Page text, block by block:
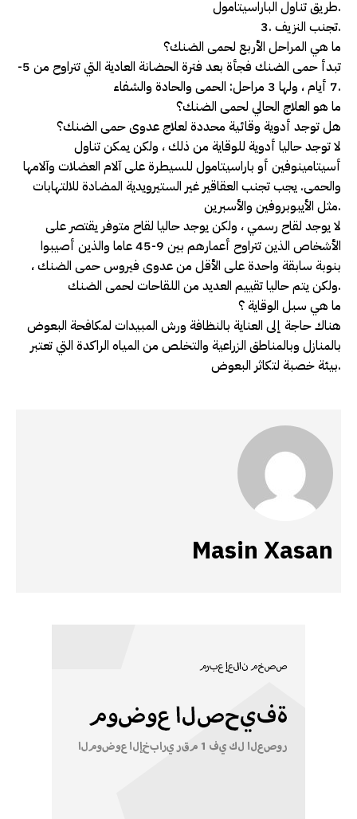
طريق تناول الباراسيتامول.
3. تجنب النزيف.
ما هي المراحل الأربع لحمى الضنك؟
تبدأ حمى الضنك فجأة بعد فترة الحضانة العادية التي تتراوح من 5-
7 أيام ، ولها 3 مراحل: الحمى والحادة والشفاء.
ما هو العلاج الحالي لحمى الضنك؟
هل توجد أدوية وقائية محددة لعلاج عدوى حمى الضنك؟
لا توجد حاليا أدوية للوقاية من ذلك ، ولكن يمكن تناول
أسيتامينوفين أو باراسيتامول للسيطرة على آلام العضلات وآلامها
والحمى. يجب تجنب العقاقير غير الستيرويدية المضادة للالتهابات
مثل الأيبوبروفين والأسبرين.
لا يوجد لقاح رسمي ، ولكن يوجد حاليا لقاح متوفر يقتصر على
الأشخاص الذين تتراوح أعمارهم بين 9-45 عاما والذين أصيبوا
بنوبة سابقة واحدة على الأقل من عدوى فيروس حمى الضنك ،
ولكن يتم حاليا تقييم العديد من اللقاحات لحمى الضنك.
ما هي سبل الوقاية ؟
هناك حاجة إلى العناية بالنظافة ورش المبيدات لمكافحة البعوض
بالمنازل وبالمناطق الزراعية والتخلص من المياه الراكدة التي تعتبر
بيئة خصبة لتكاثر البعوض.
Masin Xasan